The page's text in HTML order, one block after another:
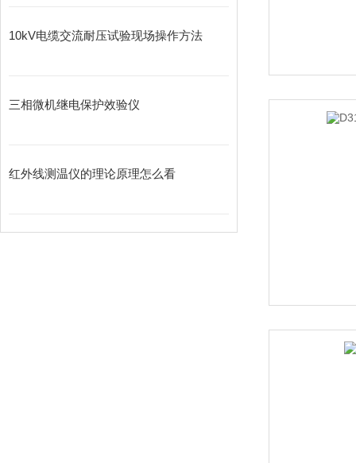
10kV电缆交流耐压试验现场操作方法
三相微机继电保护效验仪
红外线测温仪的理论原理怎么看